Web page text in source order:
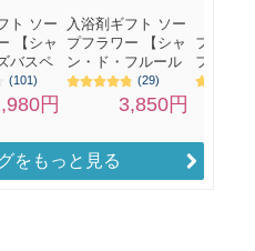
をもっと見る